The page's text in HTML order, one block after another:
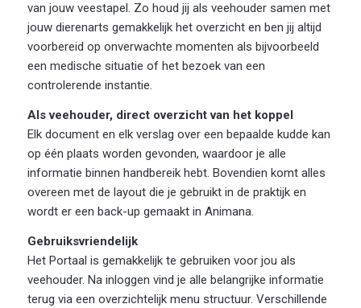
van jouw veestapel. Zo houd jij als veehouder samen met
jouw dierenarts gemakkelijk het overzicht en ben jij altijd
voorbereid op onverwachte momenten als bijvoorbeeld
een medische situatie of het bezoek van een
controlerende instantie.
Als veehouder, direct overzicht van het koppel
Elk document en elk verslag over een bepaalde kudde kan
op één plaats worden gevonden, waardoor je alle
informatie binnen handbereik hebt. Bovendien komt alles
overeen met de layout die je gebruikt in de praktijk en
wordt er een back-up gemaakt in Animana.
Gebruiksvriendelijk
Het Portaal is gemakkelijk te gebruiken voor jou als
veehouder. Na inloggen vind je alle belangrijke informatie
terug via een overzichtelijk menu structuur. Verschillende